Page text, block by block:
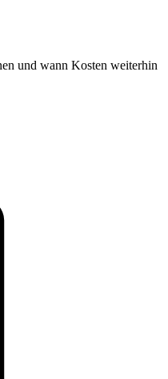
und wann Kosten weiterhin